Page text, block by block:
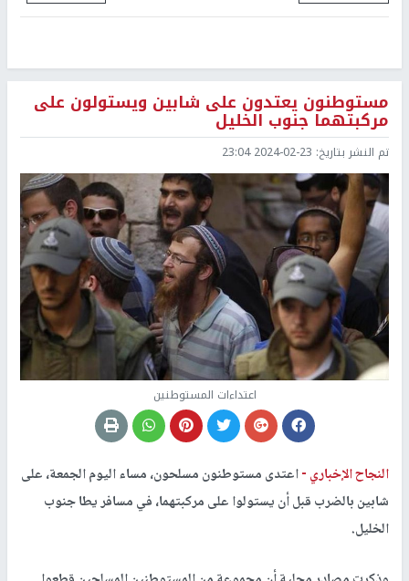
مستوطنون يعتدون على شابين ويستولون على
مركبتهما جنوب الخليل
تم النشر بتاريخ: 2024-02-23 23:04
اعتداءات المستوطنين
النجاح الإخباري -اعتدى مستوطنون مسلحون، مساء اليوم الجمعة، على
شابين بالضرب قبل أن يستولوا على مركبتهما، في مسافر يطا جنوب
الخليل.